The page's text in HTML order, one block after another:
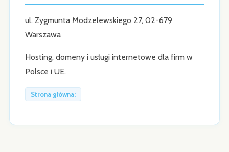
ul. Zygmunta Modzelewskiego 27, 02-679
Warszawa
Hosting, domeny i usługi internetowe dla firm w
Polsce i UE.
Strona główna: